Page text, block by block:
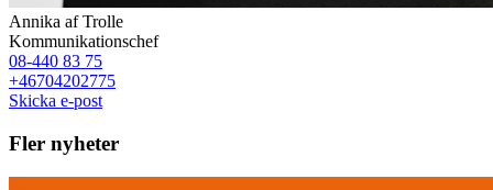
Annika af Trolle
Kommunikationschef
08-440 83 75
+46704202775
Skicka e-post
Fler nyheter